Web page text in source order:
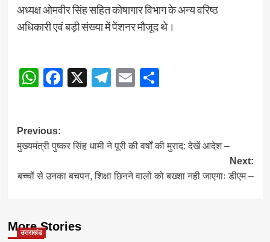
अध्यक्ष ओमवीर सिंह सहित कोषागार विभाग के अन्य वरिष्ठ
अधिकारी एवं बड़ी संख्या में पेंशनर मौजूद थे।
WhatsApp
Facebook
X Telegram
EmailShare
Post
navigation
Previous:
मुख्यमंत्री पुष्कर सिंह धामी ने पूरी की वर्षों की मुराद: देखें आदेश –
Next:
बच्चों से उनका बचपन, शिक्षा छिनने वालों को बख्शा नही जाएगाः डीएम –
More Stories
उत्तराखंड